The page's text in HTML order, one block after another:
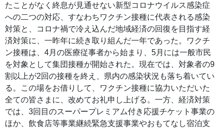
たことがなく終息が見通せない新型コロナウイルス感染症
への二つの対応、すなわちワクチン接種に代表される感染
対策と、コロナ禍で冷え込んだ地域経済の回復を目指す経
済対策に、一昨年に続き取り組んだ一年であった。ワクチ
ン接種は、4月の医療従事者から始まり、5月には一般市民
を対象として集団接種が開始された。現在では、対象者の9
割以上が2回の接種を終え、県内の感染状況も落ち着いてい
る。この場をお借りして、ワクチン接種に協力いただいた
全ての皆さまに、改めてお礼申し上げる。一方、経済対策
では、3回目のスーパープレミアム付き応援チケット事業の
ほか、飲食店等事業継続緊急支援事業やおもてなし宿泊支